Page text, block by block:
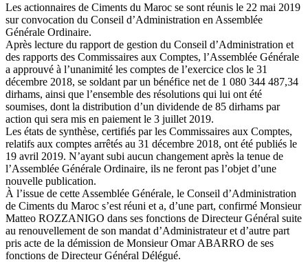
Les actionnaires de Ciments du Maroc se sont réunis le 22 mai 2019
sur convocation du Conseil d’Administration en Assemblée
Générale Ordinaire.
Après lecture du rapport de gestion du Conseil d’Administration et
des rapports des Commissaires aux Comptes, l’Assemblée Générale
a approuvé à l’unanimité les comptes de l’exercice clos le 31
décembre 2018, se soldant par un bénéfice net de 1 080 344 487,34
dirhams, ainsi que l’ensemble des résolutions qui lui ont été
soumises, dont la distribution d’un dividende de 85 dirhams par
action qui sera mis en paiement le 3 juillet 2019.
Les états de synthèse, certifiés par les Commissaires aux Comptes,
relatifs aux comptes arrêtés au 31 décembre 2018, ont été publiés le
19 avril 2019. N’ayant subi aucun changement après la tenue de
l’Assemblée Générale Ordinaire, ils ne feront pas l’objet d’une
nouvelle publication.
À l’issue de cette Assemblée Générale, le Conseil d’Administration
de Ciments du Maroc s’est réuni et a, d’une part, confirmé Monsieur
Matteo ROZZANIGO dans ses fonctions de Directeur Général suite
au renouvellement de son mandat d’Administrateur et d’autre part
pris acte de la démission de Monsieur Omar ABARRO de ses
fonctions de Directeur Général Délégué.